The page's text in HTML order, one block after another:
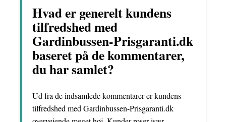
Hvad er generelt kundens
tilfredshed med
Gardinbussen-Prisgaranti.dk
baseret på de kommentarer,
du har samlet?
Ud fra de indsamlede kommentarer er kundens
tilfredshed med Gardinbussen-Prisgaranti.dk